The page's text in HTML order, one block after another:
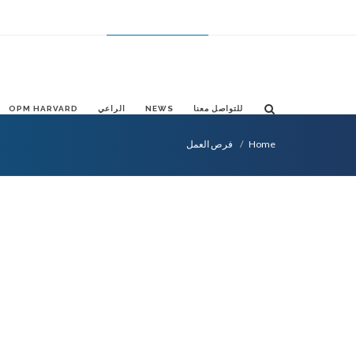
OPM HARVARD الراعي NEWS للتواصل معنا
Home فرص العمل